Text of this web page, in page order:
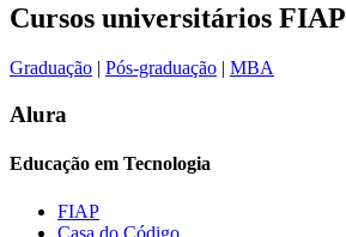
Cursos universitários FIAP
Graduação Pós-graduação MBA
Alura
Educação em Tecnologia
FIAP
Casa do Código